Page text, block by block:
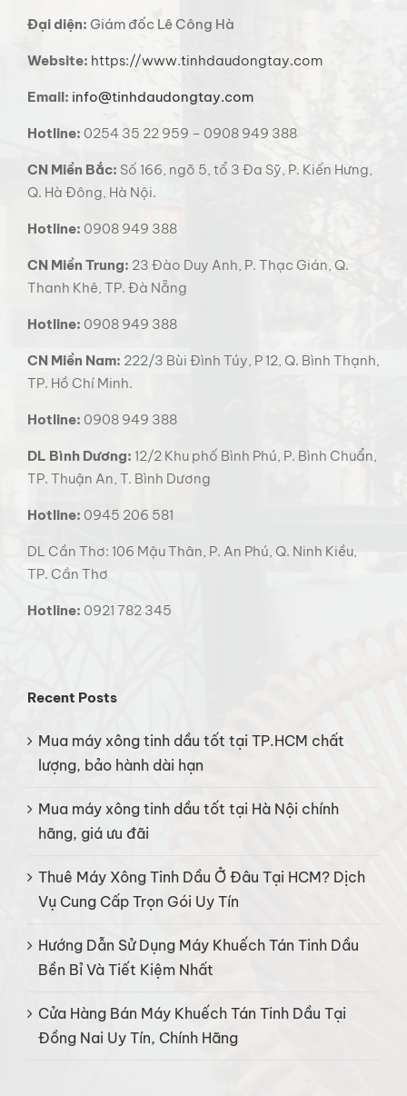
Đại diện: Giám đốc Lê Công Hà
Website: https://www.tinhdaudongtay.com
Email: info@tinhdaudongtay.com
Hotline: 0254 35 22 959 – 0908 949 388
CN Miền Bắc: Số 166, ngõ 5, tổ 3 Đa Sỹ, P. Kiến Hưng,
Q. Hà Đông, Hà Nội.
Hotline: 0908 949 388
CN Miền Trung: 23 Đào Duy Anh, P. Thạc Gián, Q.
Thanh Khê, TP. Đà Nẵng
Hotline: 0908 949 388
CN Miền Nam: 222/3 Bùi Đình Túy, P 12, Q. Bình Thạnh,
TP. Hồ Chí Minh.
Hotline: 0908 949 388
DL Bình Dương: 12/2 Khu phố Bình Phú, P. Bình Chuẩn,
TP. Thuận An, T. Bình Dương
Hotline: 0945 206 581
DL Cần Thơ: 106 Mậu Thân, P. An Phú, Q. Ninh Kiều,
TP. Cần Thơ
Hotline: 0921 782 345
Recent Posts
Mua máy xông tinh dầu tốt tại TP.HCM chất
lượng, bảo hành dài hạn
Mua máy xông tinh dầu tốt tại Hà Nội chính
hãng, giá ưu đãi
Thuê Máy Xông Tinh Dầu Ở Đâu Tại HCM? Dịch
Vụ Cung Cấp Trọn Gói Uy Tín
Hướng Dẫn Sử Dụng Máy Khuếch Tán Tinh Dầu
Bền Bỉ Và Tiết Kiệm Nhất
Cửa Hàng Bán Máy Khuếch Tán Tinh Dầu Tại
Đồng Nai Uy Tín, Chính Hãng